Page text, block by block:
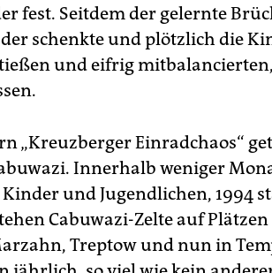
fest. Seitdem der gelernte
schenkte und plötzlich die
und eifrig
„Kreuzberger Einradchaos“
Innerhalb weniger
und Jugendlichen, 1994
Cabuwazi-Zelte auf
Treptow und nun in